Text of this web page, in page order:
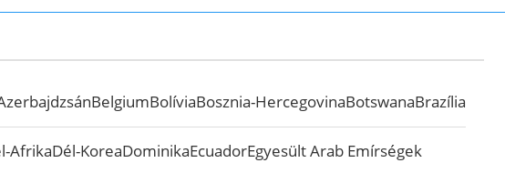
BelgiumBolíviaBosznia-HercegovinaBotswanaBrazília
AfrikaDél-KoreaDominikaEcuadorEgyesült Arab Emírségek